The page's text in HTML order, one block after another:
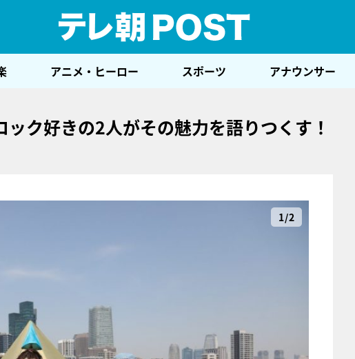
アニメ・ヒーロー スポーツ アナウンサー
ク好きの2人がその魅力を語りつくす！
1/2